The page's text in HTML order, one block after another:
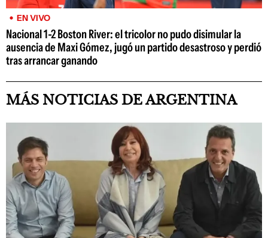
EN VIVO
Nacional 1-2 Boston River: el tricolor no pudo disimular la
ausencia de Maxi Gómez, jugó un partido desastroso y perdió
tras arrancar ganando
MÁS NOTICIAS DE ARGENTINA